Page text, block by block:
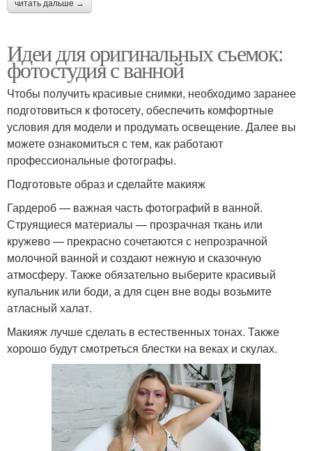
читать дальше →
Идеи для оригинальных съемок:
фотостудия с ванной
Чтобы получить красивые снимки, необходимо заранее
подготовиться к фотосету, обеспечить комфортные
условия для модели и продумать освещение. Далее вы
можете ознакомиться с тем, как работают
профессиональные фотографы.
Подготовьте образ и сделайте макияж
Гардероб — важная часть фотографий в ванной.
Струящиеся материалы — прозрачная ткань или
кружево — прекрасно сочетаются с непрозрачной
молочной ванной и создают нежную и сказочную
атмосферу. Также обязательно выберите красивый
купальник или боди, а для сцен вне воды возьмите
атласный халат.
Макияж лучше сделать в естественных тонах. Также
хорошо будут смотреться блестки на веках и скулах.